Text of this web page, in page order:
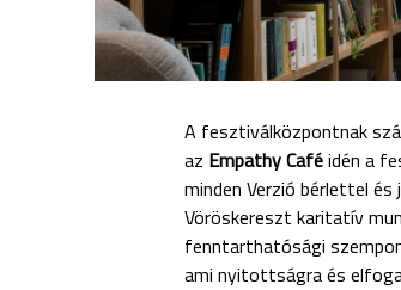
A fesztiválközpontnak
az Empathy Caféidén a
minden Verzió bérlettel
Vöröskereszt karitatív
fenntarthatósági
ami nyitottságra és